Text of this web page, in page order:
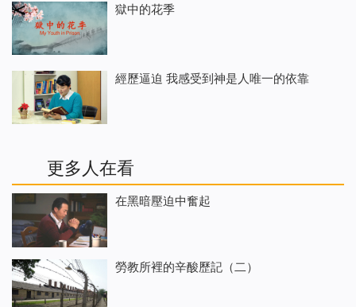
獄中的花季
經歷逼迫 我感受到神是人唯一的依靠
更多人在看
在黑暗壓迫中奮起
勞教所裡的辛酸歷記（二）